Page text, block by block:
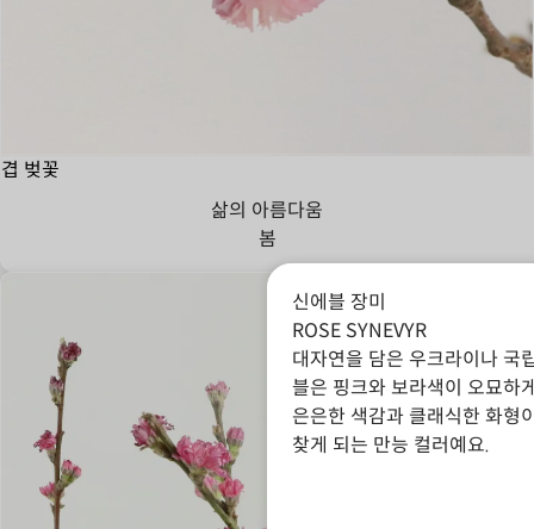
겹 벚꽃
삶의 아름다움
봄
신에블 장미
ROSE SYNEVYR
대자연을 담은 우크라이나 국
블은 핑크와 보라색이 오묘하
은은한 색감과 클래식한 화형
찾게 되는 만능 컬러예요.